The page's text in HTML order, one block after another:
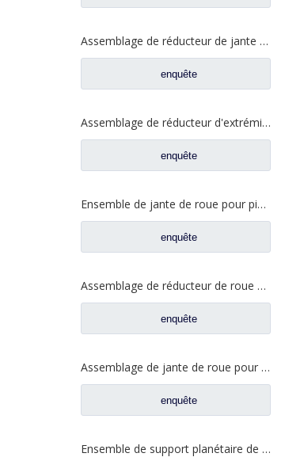
Assemblage de réducteur de jante de roue pour Dongfeng t-lift Kinland Dena essieu pièces de rechange automatiques 2405010-ZH04D
enquête
Assemblage de réducteur d'extrémité de roue pour pièces de rechange automatiques d'essieu de Dongfeng t-lift Dena 2405ZHS01-010
enquête
Ensemble de jante de roue pour pièces de camion Foton Auman QT300S52-2405000
enquête
Assemblage de réducteur de roue pour pièces de rechange Pengxiang Benz F02C W2405011F02C
enquête
Assemblage de jante de roue pour pièces de camion Foton Auman HFF2405054CK2BZ
enquête
Ensemble de support planétaire de jante de roue pour pièces de rechange FAW Jiefang 2405035-DP128